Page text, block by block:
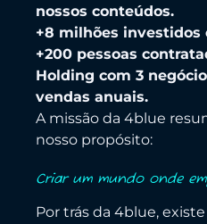
nossos conteúdos.
+8 milhões investidos
+200 pessoas
Holding com 3
vendas anuais.
A missão da 4blue
nosso propósito:
Criar um mundo onde
Por trás da 4blue,